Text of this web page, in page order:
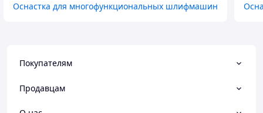
Оснастка для многофункциональных шлифмашин
Покупателям
Продавцам